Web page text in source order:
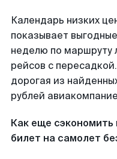
Календарь низких
показывает
неделю по маршруту
рейсов с
дорогая из
рублей
Как еще сэкономить
билет на самолет